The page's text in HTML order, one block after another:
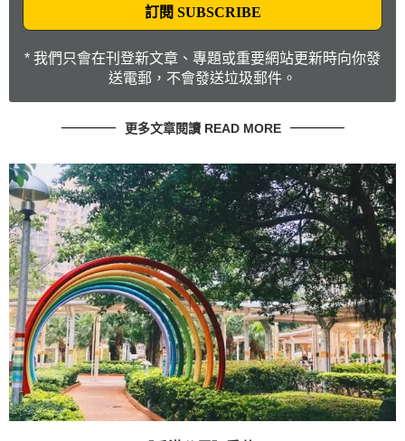
* 我們只會在刊登新文章、專題或重要網站更新時向你發
送電郵，不會發送垃圾郵件。
更多文章閱讀 READ MORE